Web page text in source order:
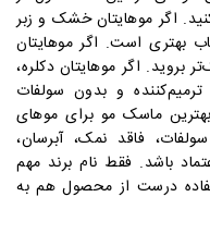
اگر موهایتان خشک و زبر
بهتری است. اگر موهایتان
اگر موهایتان دکلره،
و بدون سولفات
ماسک مو برای موهای
فاقد نمک، آبرسان،
باشد. فقط نام برند مهم
درست از محصول هم به